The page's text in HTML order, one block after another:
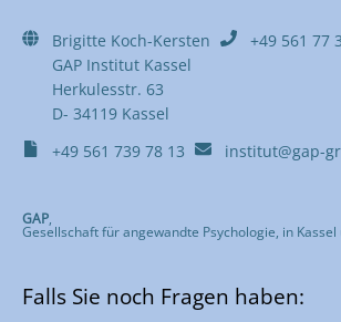
Brigitte Koch-Kersten
GAP Institut Kassel
Herkulesstr. 63
D- 34119 Kassel
+49 561 77
+49 561 739 78 13 institut@gap-
GAP,
Gesellschaft für angewandte Psychologie, in
Falls Sie noch Fragen haben: